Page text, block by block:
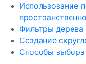
Использование
Фильтры дерева
Создание
Способы выбора